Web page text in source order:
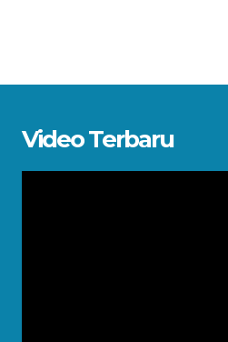
Video Terbaru